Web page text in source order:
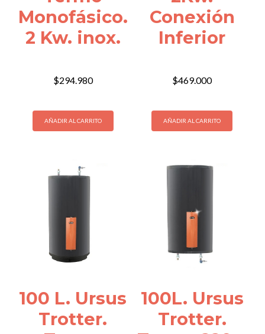
Monofásico.
2 Kw. inox.
$294.980
AÑADIR AL CARRITO
Conexión
Inferior
$469.000
AÑADIR AL CARRITO
100 L. Ursus
Trotter.
100L. Ursus
Trotter.